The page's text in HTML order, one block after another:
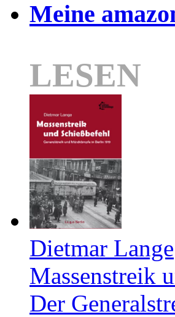
Meine
LESEN
Dietmar Lange
Massenstreik
Der